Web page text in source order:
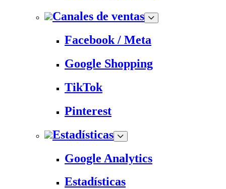
Canales de ventas
Facebook / Meta
Google Shopping
TikTok
Pinterest
Estadísticas
Google Analytics
Estadísticas